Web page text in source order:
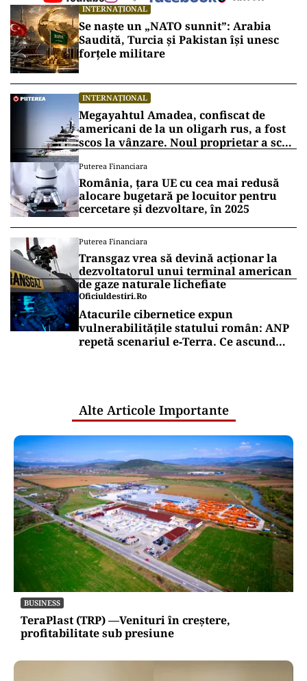
INTERNAȚIONAL
Se naște un „NATO sunnit”: Arabia
Saudită, Turcia și Pakistan își unesc
forțele militare
INTERNAȚIONAL
Megayahtul Amadea, confiscat de
americani de la un oligarh rus, a fost
scos la vânzare. Noul proprietar a scos
Puterea Financiara
România, țara UE cu cea mai redusă
alocare bugetară pe locuitor pentru
cercetare și dezvoltare, în 2025
Puterea Financiara
Transgaz vrea să devină acționar la
dezvoltatorul unui terminal american
de gaze naturale lichefiate
Oficiuldestiri.ro
Atacurile cibernetice expun
vulnerabilitățile statului român: ANP
repetă scenariul e‑Terra. Ce ascund
Alte Articole Importante
BUSINESS
TeraPlast (TRP) —Venituri în creștere,
profitabilitate sub presiune